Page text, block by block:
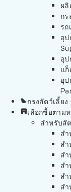
ผ
กร
รถ
อุ
อุ
แก็
อุ
กรงสัตว์เลี้ย
เลือกซื้อตาม
สำหรับสั
ส
ส
สำ
สำ
ส
สำ